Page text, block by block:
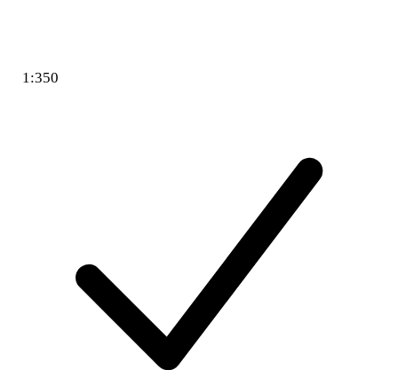
1:350